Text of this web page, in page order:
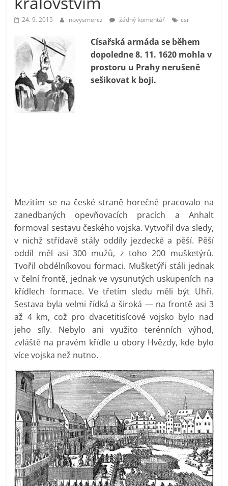
prospívá?
24. 9. 2015 novysmercz žádný komentář csr
Císařská armáda se během
dopoledne 8. 11. 1620 mohla v
prostoru u Prahy nerušeně
sešikovat k boji.
Mezitím se na české straně horečně pracovalo na
zanedbaných opevňovacích pracích a Anhalt
formoval sestavu českého vojska. Vytvořil dva sledy,
v nichž střídavě stály oddíly jezdecké a pěší. Pěší
oddíl měl asi 300 mužů, z toho 200 mušketýrů.
Tvořil obdélníkovou formaci. Mušketýři stáli jednak
v čelní frontě, jednak ve vysunutých uskupeních na
křídlech formace. Ve třetím sledu měli být Uhři.
Sestava byla velmi řídká a široká — na frontě asi 3
až 4 km, což pro dvacetitisícové vojsko bylo nad
jeho síly. Nebylo ani využito terénních výhod,
zvláště na pravém křídle u obory Hvězdy, kde bylo
více vojska než nutno.